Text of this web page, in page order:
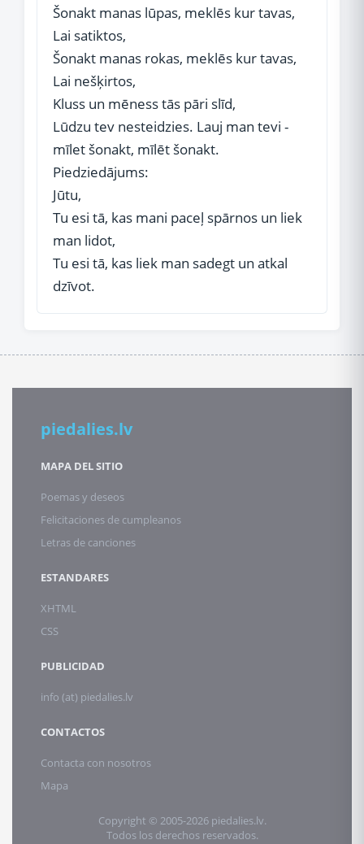
Šonakt manas lūpas, meklēs kur tavas,
Lai satiktos,
Šonakt manas rokas, meklēs kur tavas,
Lai nešķirtos,
Kluss un mēness tās pāri slīd,
Lūdzu tev nesteidzies. Lauj man tevi -
mīlet šonakt, mīlēt šonakt.
Piedziedājums:
Jūtu,
Tu esi tā, kas mani paceļ spārnos un liek
man lidot,
Tu esi tā, kas liek man sadegt un atkal
dzīvot.
piedalies.lv
MAPA DEL SITIO
Poemas y deseos
Felicitaciones de cumpleanos
Letras de canciones
ESTANDARES
XHTML
CSS
PUBLICIDAD
info (at) piedalies.lv
CONTACTOS
Contacta con nosotros
Mapa
Copyright © 2005-2026 piedalies.lv.
Todos los derechos reservados.